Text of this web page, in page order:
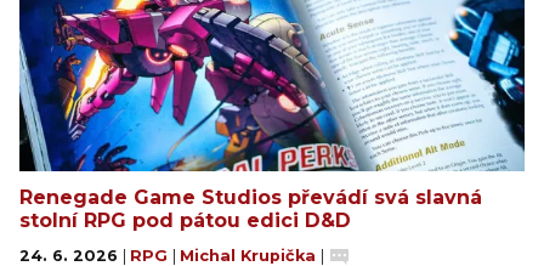
Renegade Game Studios převádí svá slavná
stolní RPG pod pátou edici D&D
24. 6. 2026 RPG Michal Krupička